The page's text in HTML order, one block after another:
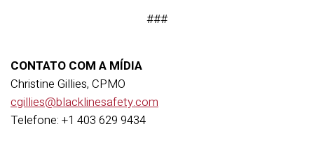
###
CONTATO COM A MÍDIA
Christine Gillies, CPMO
cgillies@blacklinesafety.com
Telefone: +1 403 629 9434